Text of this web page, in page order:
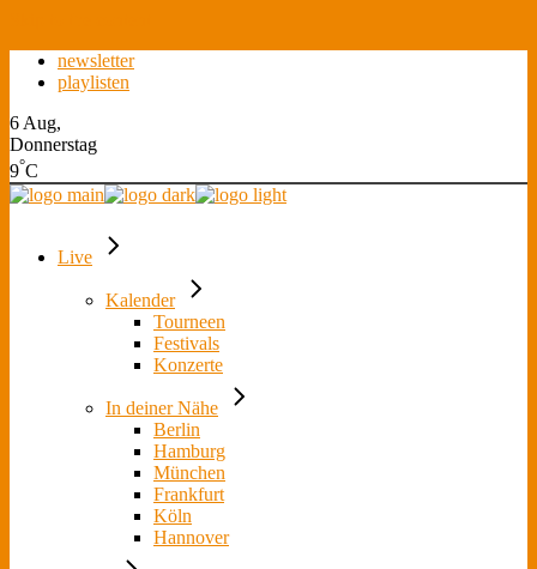
newsletter
playlisten
6 Aug,
Donnerstag
9°C
Live
Kalender
Tourneen
Festivals
Konzerte
In deiner Nähe
Berlin
Hamburg
München
Frankfurt
Köln
Hannover